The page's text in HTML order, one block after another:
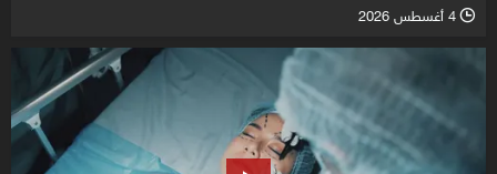
l 4 أغسطس 2026